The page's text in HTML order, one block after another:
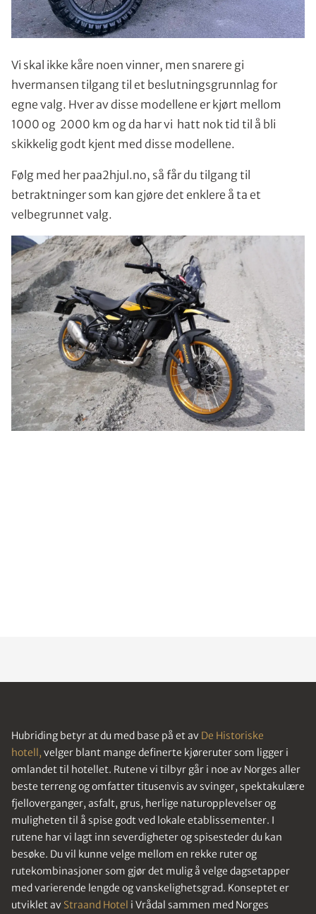
Vi skal ikke kåre noen vinner, men snarere gi
hvermansen tilgang til et beslutningsgrunnlag for
egne valg. Hver av disse modellene er kjørt mellom
1000 og 2000 km og da har vi hatt nok tid til å bli
skikkelig godt kjent med disse modellene.
Følg med her paa2hjul.no, så får du tilgang til
betraktninger som kan gjøre det enklere å ta et
velbegrunnet valg.
Hubriding betyr at du med base på et av De Historiske
hotell, velger blant mange definerte kjøreruter som ligger i
omlandet til hotellet. Rutene vi tilbyr går i noe av Norges aller
beste terreng og omfatter titusenvis av svinger, spektakulære
fjelloverganger, asfalt, grus, herlige naturopplevelser og
muligheten til å spise godt ved lokale etablissementer. I
rutene har vi lagt inn severdigheter og spisesteder du kan
besøke. Du vil kunne velge mellom en rekke ruter og
rutekombinasjoner som gjør det mulig å velge dagsetapper
med varierende lengde og vanskelighetsgrad. Konseptet er
utviklet av Straand Hotel i Vrådal sammen med Norges